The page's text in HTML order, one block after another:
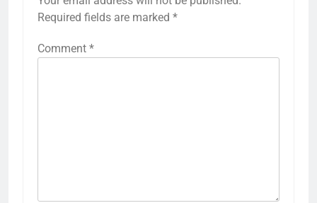
Required fields are marked *
Comment *